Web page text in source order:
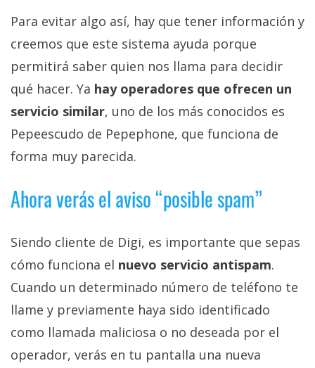
Para evitar algo así, hay que tener información y
creemos que este sistema ayuda porque
permitirá saber quien nos llama para decidir
qué hacer. Ya hay operadores que ofrecen un
servicio similar, uno de los más conocidos es
Pepeescudo de Pepephone, que funciona de
forma muy parecida.
Ahora verás el aviso “posible spam”
Siendo cliente de Digi, es importante que sepas
cómo funciona el nuevo servicio antispam.
Cuando un determinado número de teléfono te
llame y previamente haya sido identificado
como llamada maliciosa o no deseada por el
operador, verás en tu pantalla una nueva